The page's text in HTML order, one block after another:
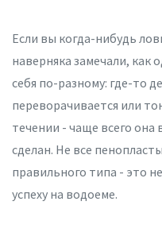
Если вы когда-нибудь
наверняка замечали, как
себя по-разному: где-то
переворачивается или
течении - чаще всего она
сделан. Не все
правильного типа - это
успеху на водоеме.